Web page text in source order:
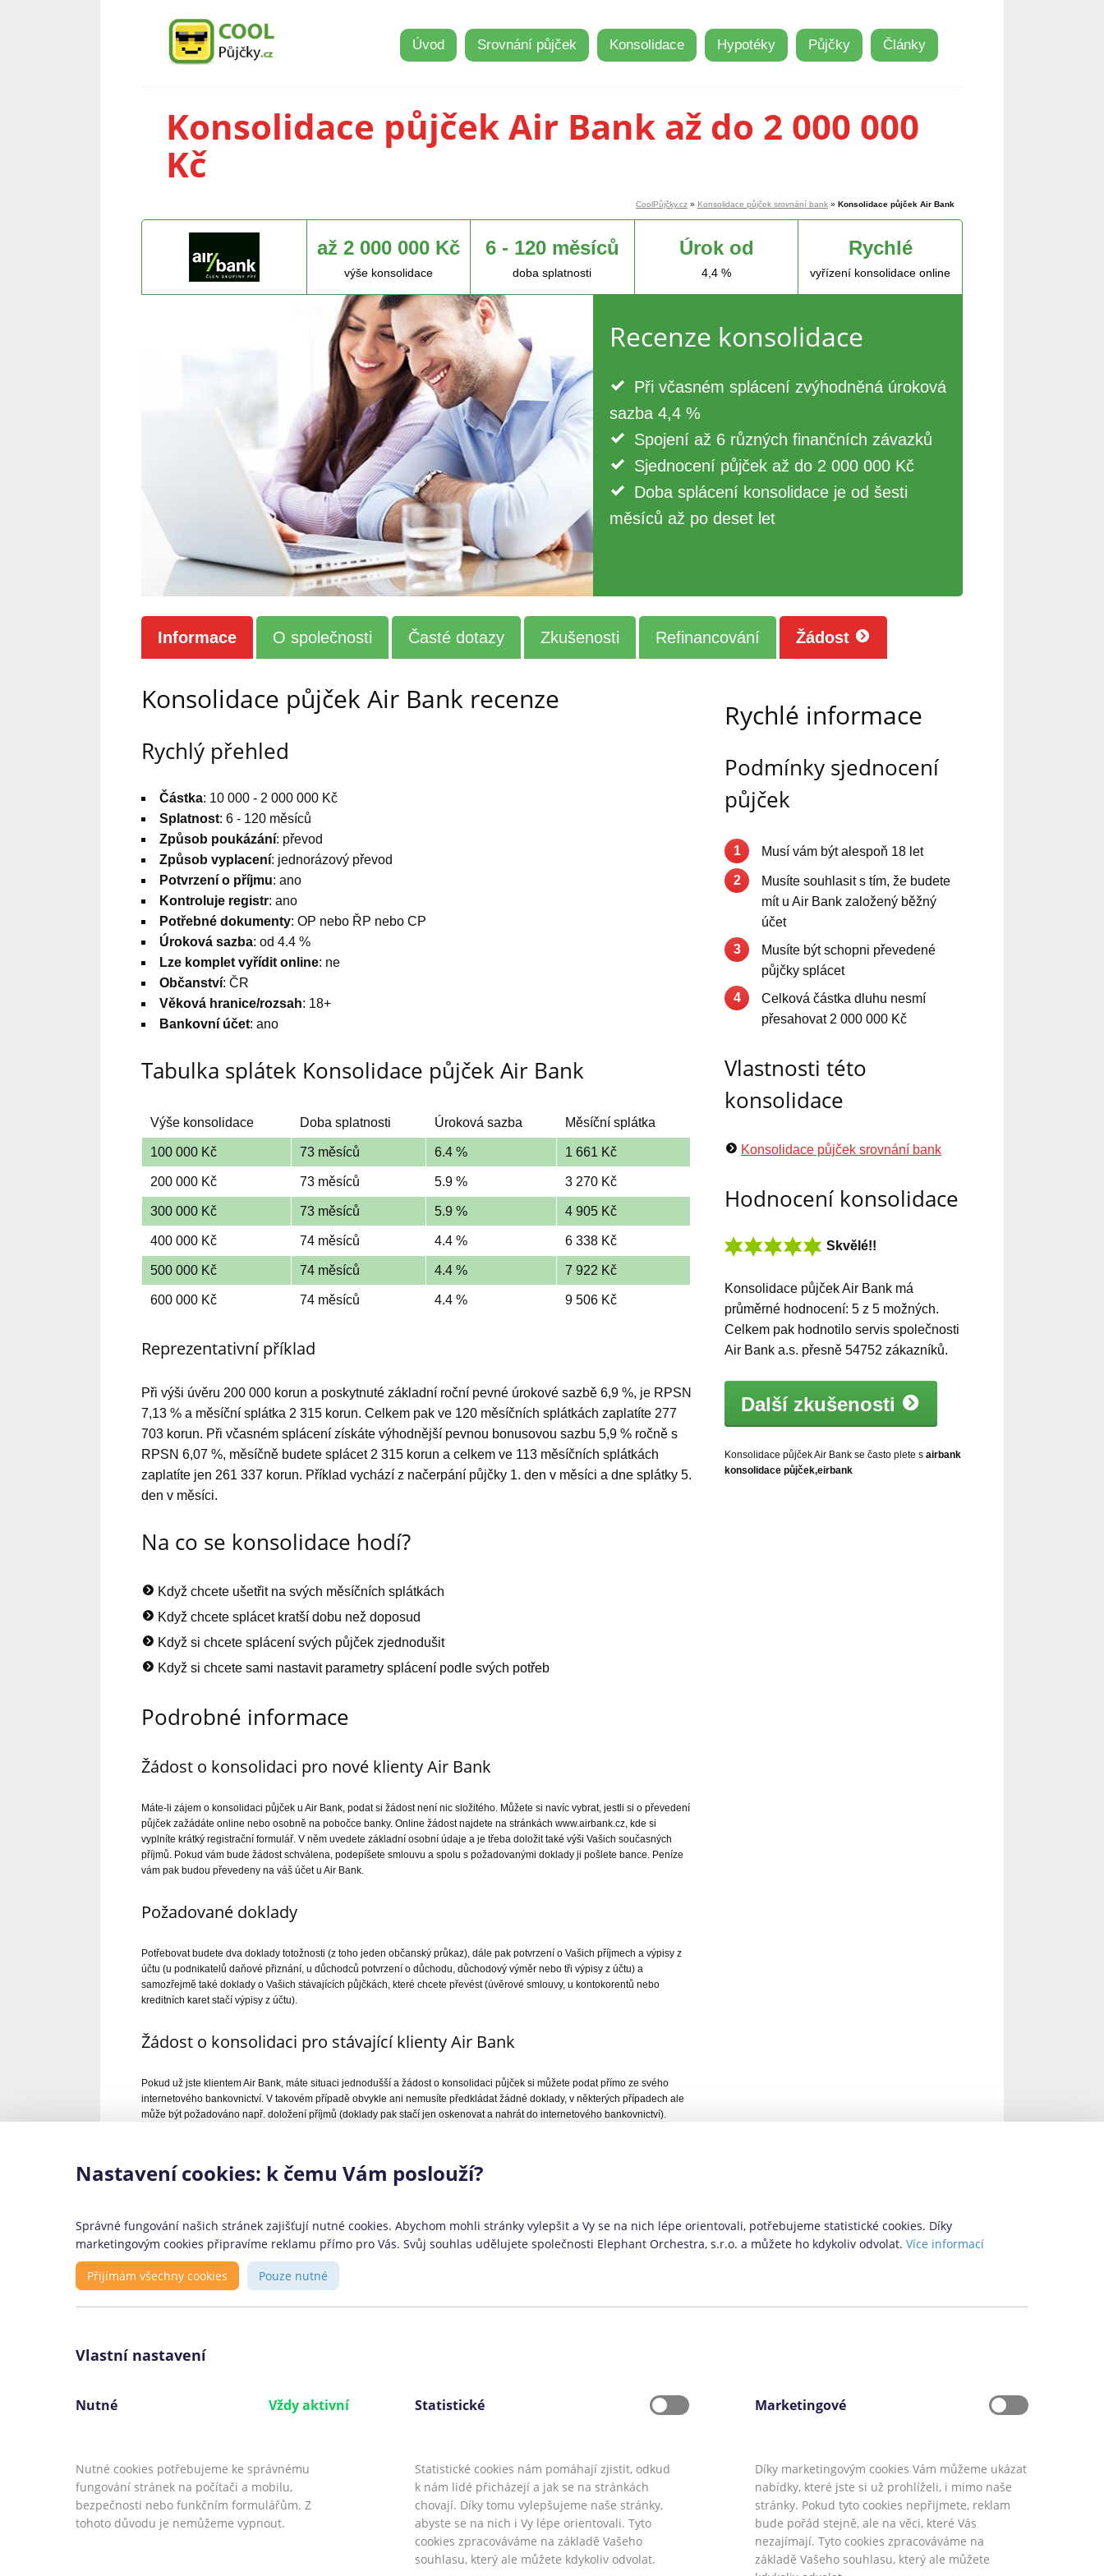
Úvod Srovnání půjček Konsolidace Hypotéky Půjčky Články
Konsolidace půjček Air Bank až do 2 000 000
Kč
CoolPůjčky.cz » Konsolidace půjček srovnání bank » Konsolidace půjček Air Bank
až 2 000 000 Kč
výše konsolidace
6 - 120 měsíců
doba splatnosti
Úrok od
4,4 %
Rychlé
vyřízení konsolidace online
Recenze konsolidace
Při včasném splácení zvýhodněná úroková
sazba 4,4 %
Spojení až 6 různých finančních závazků
Sjednocení půjček až do 2 000 000 Kč
Doba splácení konsolidace je od šesti
měsíců až po deset let
Informace O společnosti Časté dotazy Zkušenosti Refinancování Žádost
Konsolidace půjček Air Bank recenze
Rychlý přehled
Částka: 10 000 - 2 000 000 Kč
Splatnost: 6 - 120 měsíců
Způsob poukázání: převod
Způsob vyplacení: jednorázový převod
Potvrzení o příjmu: ano
Kontroluje registr: ano
Potřebné dokumenty: OP nebo ŘP nebo CP
Úroková sazba: od 4.4 %
Lze komplet vyřídit online: ne
Občanství: ČR
Věková hranice/rozsah: 18+
Bankovní účet: ano
Tabulka splátek Konsolidace půjček Air Bank
Výše konsolidace Doba splatnosti Úroková sazba Měsíční splátka
100 000 Kč 73 měsíců 6.4 % 1 661 Kč
200 000 Kč 73 měsíců 5.9 % 3 270 Kč
300 000 Kč 73 měsíců 5.9 % 4 905 Kč
400 000 Kč 74 měsíců 4.4 % 6 338 Kč
500 000 Kč 74 měsíců 4.4 % 7 922 Kč
600 000 Kč 74 měsíců 4.4 % 9 506 Kč
Reprezentativní příklad
Při výši úvěru 200 000 korun a poskytnuté základní roční pevné úrokové sazbě 6,9 %, je RPSN
7,13 % a měsíční splátka 2 315 korun. Celkem pak ve 120 měsíčních splátkách zaplatíte 277
703 korun. Při včasném splácení získáte výhodnější pevnou bonusovou sazbu 5,9 % ročně s
RPSN 6,07 %, měsíčně budete splácet 2 315 korun a celkem ve 113 měsíčních splátkách
zaplatíte jen 261 337 korun. Příklad vychází z načerpání půjčky 1. den v měsíci a dne splátky 5.
den v měsíci.
Na co se konsolidace hodí?
Když chcete ušetřit na svých měsíčních splátkách
Když chcete splácet kratší dobu než doposud
Když si chcete splácení svých půjček zjednodušit
Když si chcete sami nastavit parametry splácení podle svých potřeb
Podrobné informace
Žádost o konsolidaci pro nové klienty Air Bank
Máte-li zájem o konsolidaci půjček u Air Bank, podat si žádost není nic složitého. Můžete si navíc vybrat, jestli si o převedení
půjček zažádáte online nebo osobně na pobočce banky. Online žádost najdete na stránkách www.airbank.cz, kde si
vyplníte krátký registrační formulář. V něm uvedete základní osobní údaje a je třeba doložit také výši Vašich současných
příjmů. Pokud vám bude žádost schválena, podepíšete smlouvu a spolu s požadovanými doklady ji pošlete bance. Peníze
vám pak budou převedeny na váš účet u Air Bank.
Požadované doklady
Potřebovat budete dva doklady totožnosti (z toho jeden občanský průkaz), dále pak potvrzení o Vašich příjmech a výpisy z
účtu (u podnikatelů daňové přiznání, u důchodců potvrzení o důchodu, důchodový výměr nebo tři výpisy z účtu) a
samozřejmě také doklady o Vašich stávajících půjčkách, které chcete převést (úvěrové smlouvy, u kontokorentů nebo
kreditních karet stačí výpisy z účtu).
Žádost o konsolidaci pro stávající klienty Air Bank
Pokud už jste klientem Air Bank, máte situaci jednodušší a žádost o konsolidaci půjček si můžete podat přímo ze svého
internetového bankovnictví. V takovém případě obvykle ani nemusíte předkládat žádné doklady, v některých případech ale
může být požadováno např. doložení příjmů (doklady pak stačí jen oskenovat a nahrát do internetového bankovnictví).
Konsolidace je určena:
Pro osoby starší 18 let, které budou
Pro ty, kteří mají více půjček a chtějí
Lidem, kterým ještě nebylo 18 let
Lidem, kteří potřebují převést půjčky v
Rychlé informace
Podmínky sjednocení
půjček
1 Musí vám být alespoň 18 let
2
Musíte souhlasit s tím, že budete
mít u Air Bank založený běžný
účet
3
Musíte být schopni převedené
půjčky splácet
4
Celková částka dluhu nesmí
přesahovat 2 000 000 Kč
Vlastnosti této
konsolidace
Konsolidace půjček srovnání bank
Hodnocení konsolidace
Skvělé!!
Konsolidace půjček Air Bank má
průměrné hodnocení: 5 z 5 možných.
Celkem pak hodnotilo servis společnosti
Air Bank a.s. přesně 54752 zákazníků.
Další zkušenosti
Konsolidace půjček Air Bank se často plete s airbank
konsolidace půjček,eirbank
Mediálním partneři: Půjčko.cz CoolFinance.pl
PrestamosFrescos.es
Máte dotaz či připomínku? Napište nám
info@coolpujcky.cz
- Konsolidace půjček Air Bank až do 2 000 000 Kč
Nastavení cookies: k čemu Vám poslouží?
Správné fungování našich stránek zajišťují nutné cookies. Abychom mohli stránky vylepšit a Vy se na nich lépe orientovali, potřebujeme statistické cookies. Díky
marketingovým cookies připravíme reklamu přímo pro Vás. Svůj souhlas udělujete společnosti Elephant Orchestra, s.r.o. a můžete ho kdykoliv odvolat. Více informací
Přijímám všechny cookies Pouze nutné
Vlastní nastavení
Nutné Vždy aktivní
Nutné cookies potřebujeme ke správnému
fungování stránek na počítači a mobilu,
bezpečnosti nebo funkčním formulářům. Z
tohoto důvodu je nemůžeme vypnout.
Statistické
Statistické cookies nám pomáhají zjistit, odkud
k nám lidé přicházejí a jak se na stránkách
chovají. Díky tomu vylepšujeme naše stránky,
abyste se na nich i Vy lépe orientovali. Tyto
cookies zpracováváme na základě Vašeho
souhlasu, který ale můžete kdykoliv odvolat.
Marketingové
Díky marketingovým cookies Vám můžeme ukázat
nabídky, které jste si už prohlíželi, i mimo naše
stránky. Pokud tyto cookies nepřijmete, reklam
bude pořád stejně, ale na věci, které Vás
nezajímají. Tyto cookies zpracováváme na
základě Vašeho souhlasu, který ale můžete